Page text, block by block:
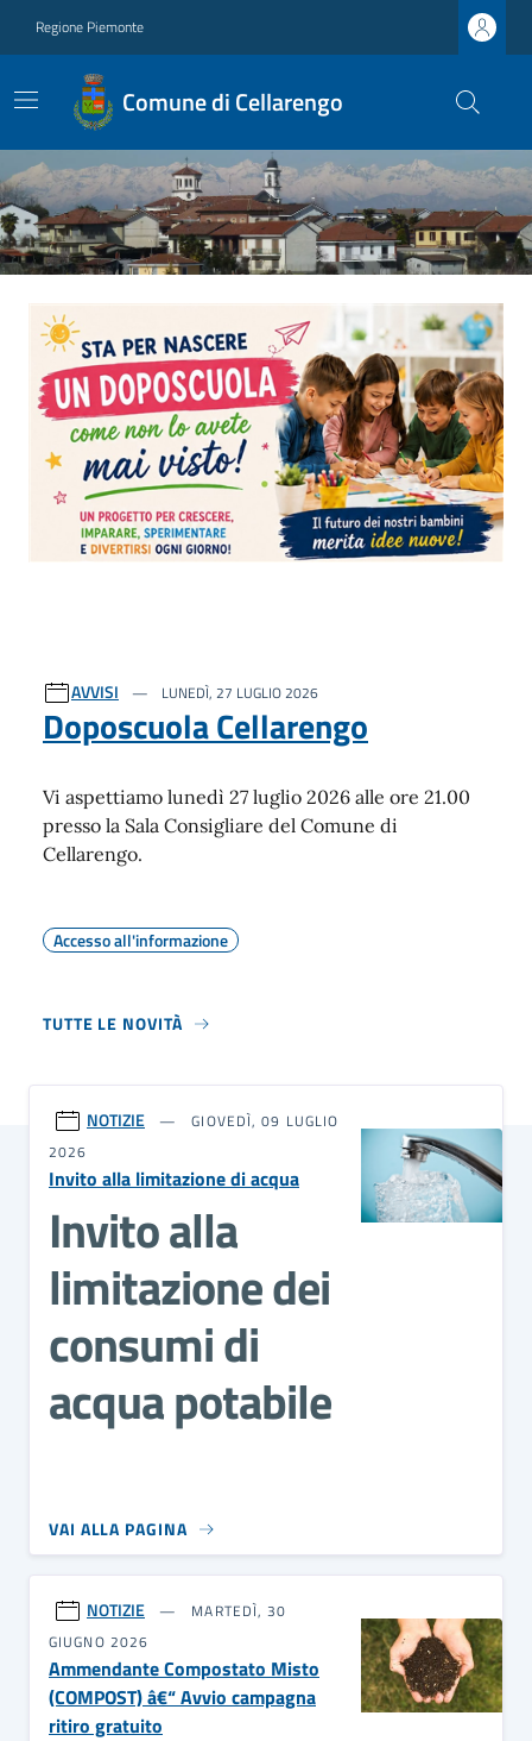
Regione Piemonte
Comune di Cellarengo
Ultime notizie
AVVISI LUNEDÌ, 27 LUGLIO 2026
Doposcuola Cellarengo
Vi aspettiamo lunedì 27 luglio 2026 alle ore 21.00
presso la Sala Consigliare del Comune di
Cellarengo.
Accesso all'informazione
TUTTE LE NOVITÀ
NOTIZIE
GIOVEDÌ, 09 LUGLIO
2026
Invito alla limitazione di acqua
Invito alla
limitazione dei
consumi di
acqua potabile
VAI ALLA PAGINA
NOTIZIE
MARTEDÌ, 30
GIUGNO 2026
Ammendante Compostato Misto
(COMPOST) â€“ Avvio campagna
ritiro gratuito